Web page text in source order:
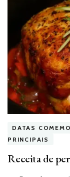
DATAS
PRINCIPAIS
Receita de